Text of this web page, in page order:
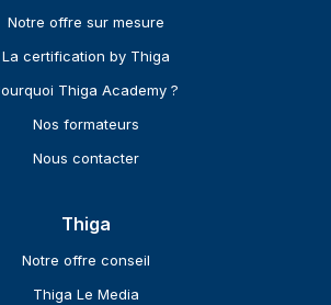
Notre offre sur mesure
La certification by Thiga
Thiga Academy ?
Nos formateurs
Nous contacter
Thiga
Notre offre conseil
Thiga Le Media